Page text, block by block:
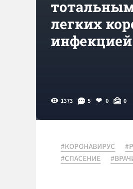
легких
инфекцией
1373 5 0 0
#КОРОНАВИРУС
#СПАСЕНИЕ